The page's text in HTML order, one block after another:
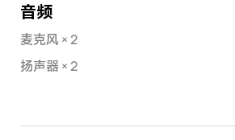
音频
麦克风 × 2
扬声器 × 2